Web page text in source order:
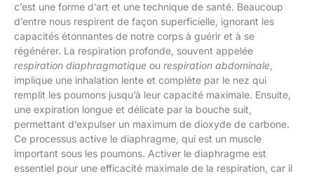
c’est une forme d’art et une technique de santé. Beaucoup
d’entre nous respirent de façon superficielle, ignorant les
capacités étonnantes de notre corps à guérir et à se
régénérer. La respiration profonde, souvent appelée
respiration diaphragmatique ou respiration abdominale
implique une inhalation lente et complète par le nez qui
remplit les poumons jusqu’à leur capacité maximale. Ensuite,
une expiration longue et délicate par la bouche suit,
permettant d’expulser un maximum de dioxyde de carbone.
Ce processus active le diaphragme, qui est un muscle
important sous les poumons. Activer le diaphragme est
essentiel pour une efficacité maximale de la respiration, car il